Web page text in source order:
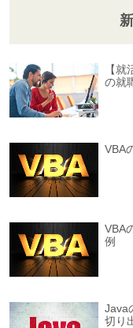
【
の就
VBA
VBA
例
Java
切り